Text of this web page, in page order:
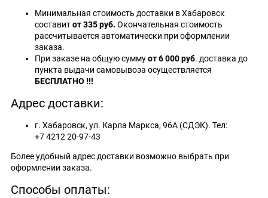
Минимальная стоимость доставки вХабаровск
составитот 335 руб. Окончательная стоимость
рассчитывается автоматически при оформлении
заказа.
При заказе на общую суммуот 6 000 руб. доставка до
пункта выдачи самовывоза осуществляется
БЕСПЛАТНО !!!
Адрес доставки:
г. Хабаровск, ул. Карла Маркса, 96А (СДЭК). Тел:
+7 4212 20‑97-43
Более удобный адрес доставки возможно выбрать при
оформлении заказа.
Способы оплаты: